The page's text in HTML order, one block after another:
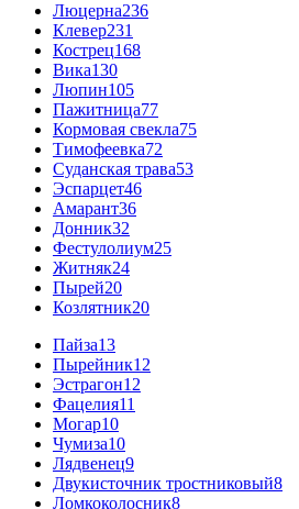
Люцерна236
Клевер231
Кострец168
Вика130
Люпин105
Пажитница77
Кормовая свекла75
Тимофеевка72
Суданская трава53
Эспарцет46
Амарант36
Донник32
Фестулолиум25
Житняк24
Пырей20
Козлятник20
Пайза13
Пырейник12
Эстрагон12
Фацелия11
Могар10
Чумиза10
Лядвенец9
Двукисточник тростниковый8
Ломкоколосник8